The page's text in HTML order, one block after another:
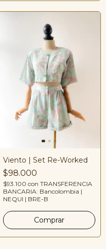
Viento | Set Re-Worked
$98.000
$93.100 con TRANSFERENCIA
BANCARIA: Bancolombia |
NEQUI | BRE-B